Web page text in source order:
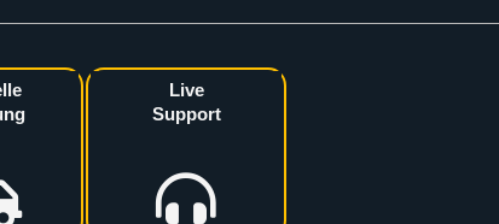
Live
Support